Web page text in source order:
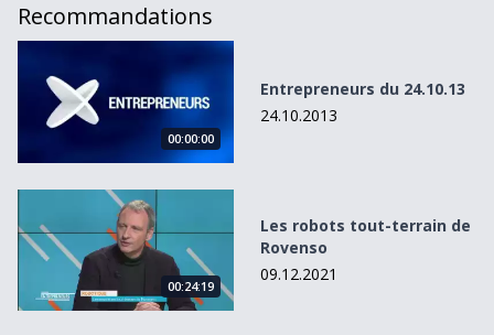
Recommandations
Entrepreneurs du 24.10.13
00:00:00
Entrepreneurs du 24.10.13
24.10.2013
Les robots tout-terrain de Rovenso
00:24:19
Les robots tout-terrain de
Rovenso
09.12.2021